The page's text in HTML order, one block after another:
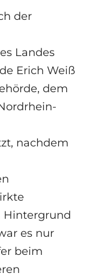
der
Landes
Erich Weiß
dem
nachdem
Hintergrund
es nur
beim